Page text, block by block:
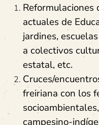
Reformulaciones
actuales de
jardines,
a colectivos
estatal, etc.
Cruces/
freiriana con los
campesino-